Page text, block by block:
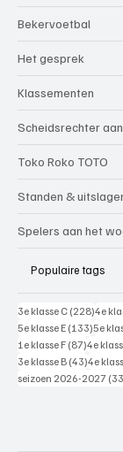
Bekervoetbal
Het gesprek
Klassementen
Scheidsrechter
Toko Roko TOTO
Standen &
Spelers aan het
Populaire tags
3e klasse C (228)228
4e
5e klasse E (133)133
5e
1e klasse F (87)87 posts
4e
3e klasse B (43)43 posts
4e
seizoen 2026-2027